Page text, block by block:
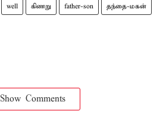
well கிணறு father-son தந்தை-மகன்
Show Comments